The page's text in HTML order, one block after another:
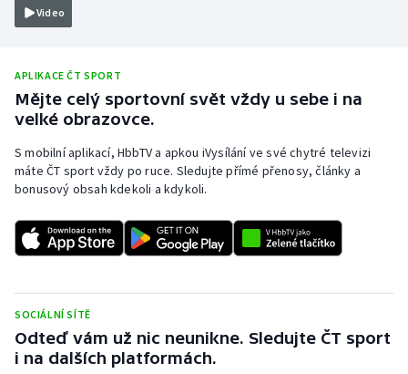
Plážový volejbal
Ragby
Rychlobruslení
Short track
Sportovní střelba
Stolní tenis
Video
APLIKACE ČT SPORT
Mějte celý sportovní svět vždy u sebe i na
velké obrazovce.
S mobilní aplikací, HbbTV a apkou iVysílání ve své chytré televizi
máte ČT sport vždy po ruce. Sledujte přímé přenosy, články a
bonusový obsah kdekoli a kdykoli.
SOCIÁLNÍ SÍTĚ
Odteď vám už nic neunikne. Sledujte ČT sport
i na dalších platformách.